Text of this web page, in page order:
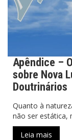
Apêndice –
sobre Nova
Doutrinários
Quanto à
não ser estática,
Leia mais